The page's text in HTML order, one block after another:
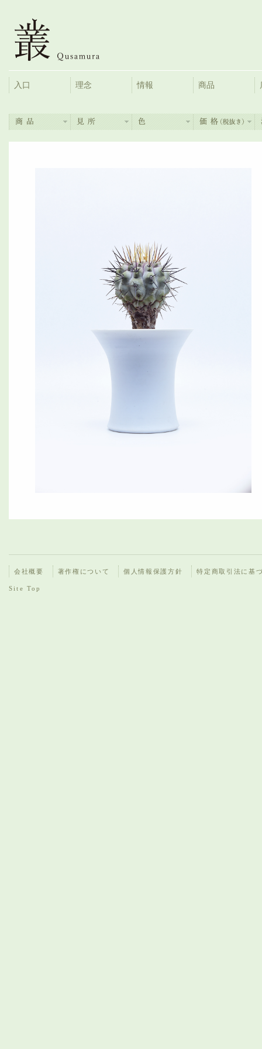
入口 理念 情報 商品
会社概要 著作権について 個人情報保護方針 特定商取引法に基
Site Top